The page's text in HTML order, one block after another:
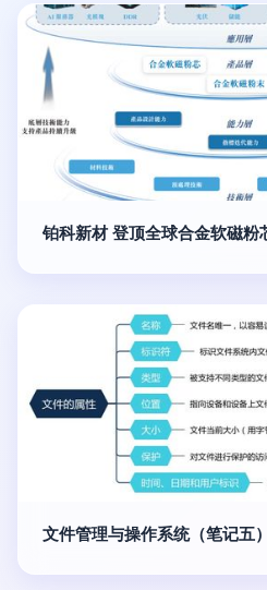
铂科新材 登顶全球合金软磁粉
文件管理与操作系统（笔记五